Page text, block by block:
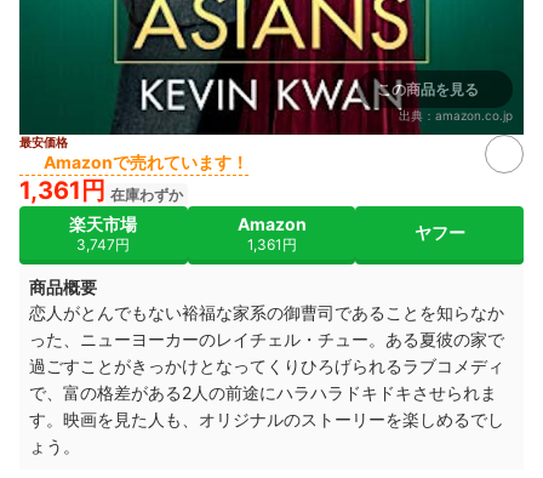
この商品を見る
出典： amazon.co.jp
最安価格
Amazonで売れています！
1,361円 在庫わずか
楽天市場
3,747円
Amazon
1,361円
ヤフー
商品概要
恋人がとんでもない裕福な家系の御曹司であることを知らなか
った、ニューヨーカーのレイチェル・チュー。ある夏彼の家で
過ごすことがきっかけとなってくりひろげられるラブコメディ
で、富の格差がある2人の前途にハラハラドキドキさせられま
す。映画を見た人も、オリジナルのストーリーを楽しめるでし
ょう。